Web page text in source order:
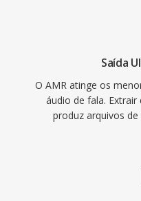
conforto, reduzindo
música devido a
(300-3400 Hz), ele
fala inteligivel sob
desafiadoras.
Saída
O AMR atinge os
áudio de fala.
produz arquivos